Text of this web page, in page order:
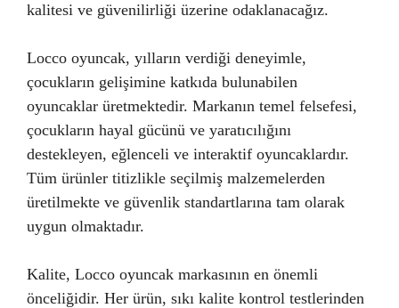
kalitesi ve güvenilirliği üzerine odaklanacağız.
Locco oyuncak, yılların verdiği deneyimle,
çocukların gelişimine katkıda bulunabilen
oyuncaklar üretmektedir. Markanın temel felsefesi,
çocukların hayal gücünü ve yaratıcılığını
destekleyen, eğlenceli ve interaktif oyuncaklardır.
Tüm ürünler titizlikle seçilmiş malzemelerden
üretilmekte ve güvenlik standartlarına tam olarak
uygun olmaktadır.
Kalite, Locco oyuncak markasının en önemli
önceliğidir. Her ürün, sıkı kalite kontrol testlerinden